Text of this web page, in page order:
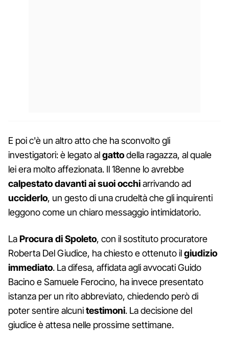
E poi c'è un altro atto che ha sconvolto gli
investigatori: è legato algattodella ragazza, al quale
lei era molto affezionata. Il 18enne lo avrebbe
calpestato davanti ai suoi occhiarrivando ad
ucciderlo, un gesto di una crudeltà che gli inquirenti
leggono come un chiaro messaggio intimidatorio.
LaProcura di Spoleto, con il sostituto procuratore
Roberta Del Giudice, ha chiesto e ottenuto ilgiudizio
immediato. La difesa, affidata agli avvocati Guido
Bacino e Samuele Ferocino, ha invece presentato
istanza per un rito abbreviato, chiedendo però di
poter sentire alcunitestimoni. La decisione del
giudice è attesa nelle prossime settimane.